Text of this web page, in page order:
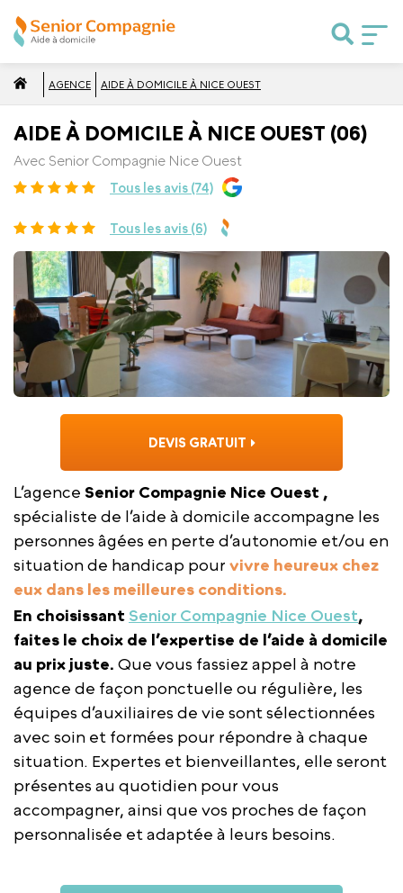
AGENCE AIDE À DOMICILE À NICE OUEST
AIDE À DOMICILE À NICE OUEST (06)
Avec Senior Compagnie Nice Ouest
Tous les avis (74)
Tous les avis (6)
DEVIS GRATUIT
L’agence Senior Compagnie Nice Ouest ,
spécialiste de l’aide à domicile accompagne les
personnes âgées en perte d’autonomie et/ou en
situation de handicap pour vivre heureux chez
eux dans les meilleures conditions.
En choisissant Senior Compagnie Nice Ouest,
faites le choix de l’expertise de l’aide à domicile
au prix juste. Que vous fassiez appel à notre
agence de façon ponctuelle ou régulière, les
équipes d’auxiliaires de vie sont sélectionnées
avec soin et formées pour répondre à chaque
situation. Expertes et bienveillantes, elle seront
présentes au quotidien pour vous
accompagner, ainsi que vos proches de façon
personnalisée et adaptée à leurs besoins.